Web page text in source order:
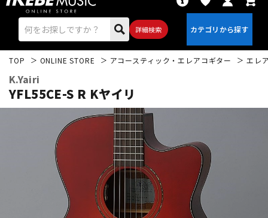
詳細検索
エレキギター
ベース ウクレレ
ドラム パーカッション
TOP ONLINE STORE アコースティック・エレアコギター エレ
K.Yairi
YFL55CE-S R Kヤイリ